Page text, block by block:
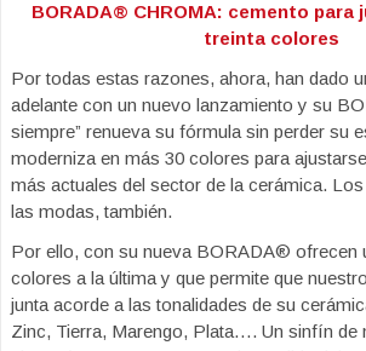
BORADA® CHROMA: cemento para
treinta colores
Por todas estas razones, ahora, han dado
adelante con un nuevo lanzamiento y su
siempre” renueva su fórmula sin perder su
moderniza en más 30 colores para
más actuales del sector de la cerámica.
las modas, también.
Por ello, con su nueva BORADA® ofrecen
colores a la última y que permite que
junta acorde a las tonalidades de su
Zinc, Tierra, Marengo, Plata…. Un sinfín de